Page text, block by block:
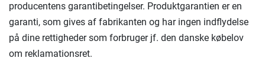
producentens garantibetingelser. Produktgarantien er en
garanti, som gives af fabrikanten og har ingen indflydelse
på dine rettigheder som forbruger jf. den danske købelov
om reklamationsret.